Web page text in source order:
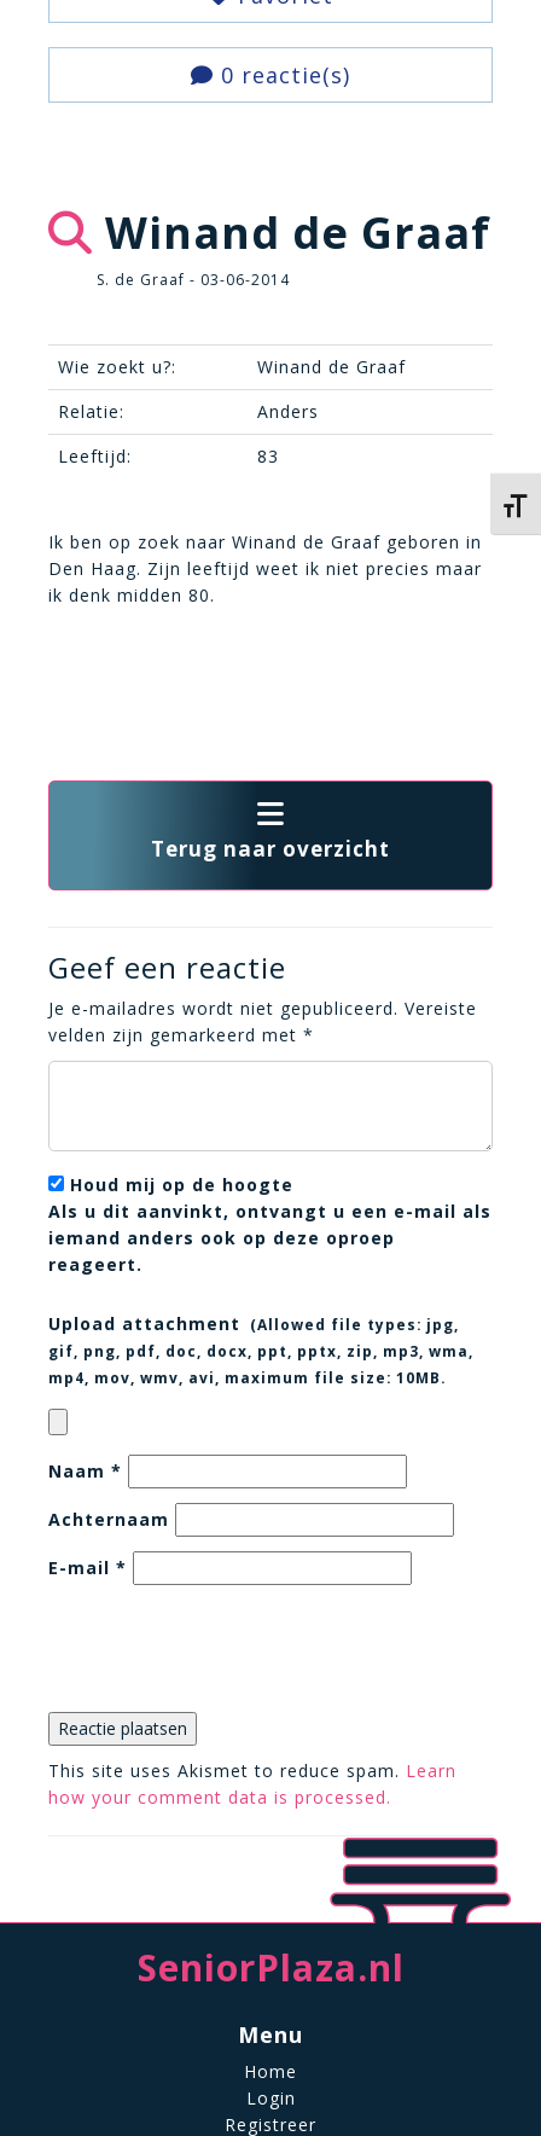
0 reactie(s)
Winand de Graaf
S. de Graaf - 03-06-2014
Wie zoekt u?:
Winand de Graaf
Relatie:
Anders
Leeftijd:
83
Ik ben op zoek naar Winand de Graaf geboren in
Den Haag. Zijn leeftijd weet ik niet precies maar
ik denk midden 80.
Terug naar overzicht
Geef een reactie
Je e-mailadres wordt niet gepubliceerd. Vereiste
velden zijn gemarkeerd met *
Houd mij op de hoogte
Als u dit aanvinkt, ontvangt u een e-mail als
iemand anders ook op deze oproep
reageert.
Upload attachment (Allowed file types: jpg,
gif, png, pdf, doc, docx, ppt, pptx, zip, mp3, wma,
mp4, mov, wmv, avi
, maximum file size: 10MB.
Naam *
Achternaam
E-mail *
This site uses Akismet to reduce spam. Learn
how your comment data is processed.
SeniorPlaza.nl
Menu
Home
Login
Registreer